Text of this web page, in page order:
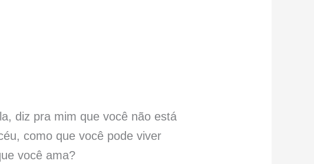
diz pra mim que você não está
como que você pode viver
você ama?